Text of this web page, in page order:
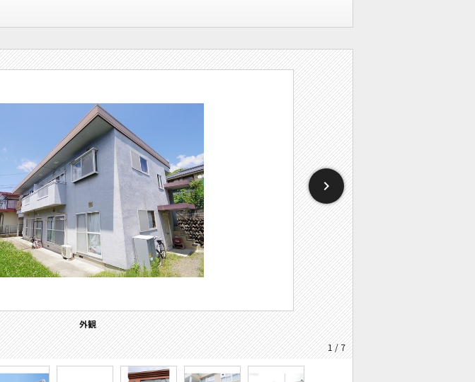
外観
1 / 7
周辺施設：郵便局
周辺施設：役所
周辺施設：高校・高専
周辺施設：幼稚園・保育園
周辺施設：中学校
周辺施設：小学校